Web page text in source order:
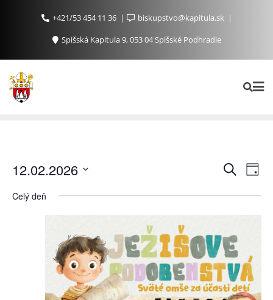
+421/53 454 11 36
biskupstvo@kapitula.sk
Spišská Kapitula 9, 053 04 Spišské Podhradie
Udalosti
and
Views
Vyhľadať
Day
12.02.2026
dátum.
Celý deň